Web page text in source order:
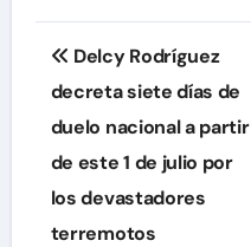
Navegación
de
entradas
Delcy Rodríguez
decreta siete días de
duelo nacional a partir
de este 1 de julio por
los devastadores
terremotos